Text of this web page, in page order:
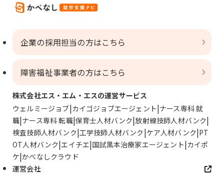
企業の採用担当の方はこちら
障害福祉事業者の方はこちら
株式会社エス・エム・エスの運営サービス
ウェルミージョブ カイゴジョブエージェント ナース専科 就
職 ナース専科 転職 保育士人材バンク 放射線技師人材バンク
検査技師人材バンク 工学技師人材バンク ケア人材バンク PT
OT人材バンク エイチエ 国試黒本治療家エージェント カイポ
ケ かべなしクラウド
運営会社